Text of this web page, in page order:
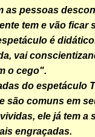
as pessoas
tem e vão ficar
é
vai
o cego".
do espetáculo
são comuns em
ele já tem a
engraçadas.